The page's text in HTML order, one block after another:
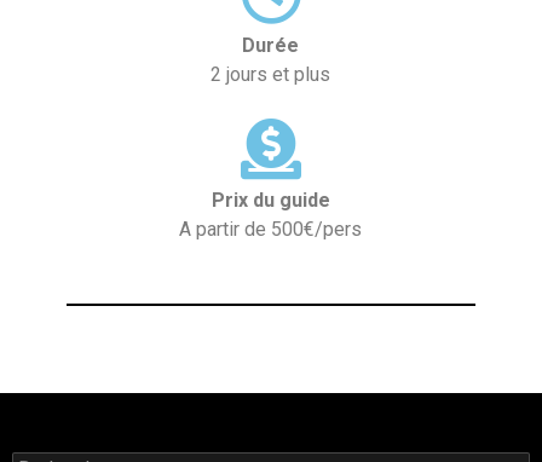
Durée
2 jours et plus
Prix du guide
A partir de 500€/pers